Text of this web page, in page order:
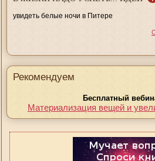
увидеть белые ночи в Питере
Рекомендуем
Бесплатный
Материализация вещей и